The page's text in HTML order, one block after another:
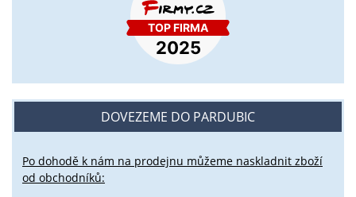
DOVEZEME DO PARDUBIC
Po dohodě k nám na prodejnu můžeme naskladnit zboží
od obchodníků: